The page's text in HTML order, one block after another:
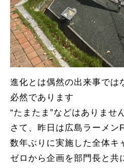
進化とは偶然の出来事では
必然であります
“たまたま”などはありません
さて、昨日は広島ラーメン
数年ぶりに実施した全体キ
ゼロから企画を部門長と共